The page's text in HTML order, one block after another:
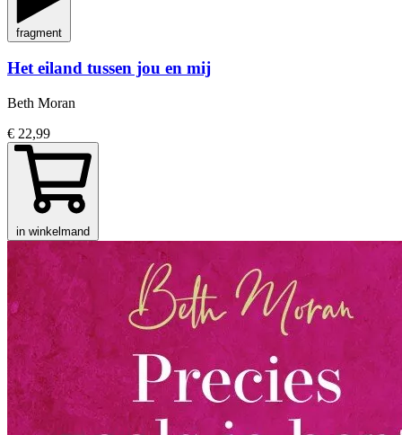
fragment
Het eiland tussen jou en mij
Beth Moran
€ 22,99
in winkelmand